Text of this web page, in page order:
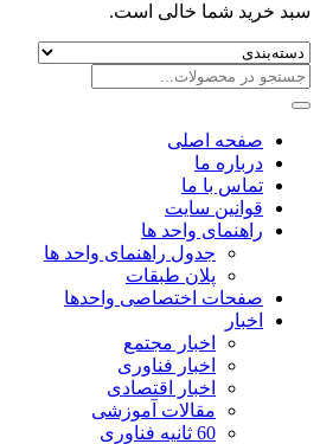
سبد خرید شما خالی است.
صفحه اصلی
درباره ما
تماس با ما
قوانین سایت
راهنمای واحد ها
جدول راهنمای واحد ها
پلان طبقات
صفحات اختصاصی واحدها
اخبار
اخبار مجتمع
اخبار فناوری
اخبار اقتصادی
مقالات آموزشی
60 ثانیه فناوری